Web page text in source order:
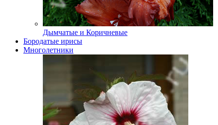
Дымчатые и Коричневые
Бородатые ирисы
Многолетники